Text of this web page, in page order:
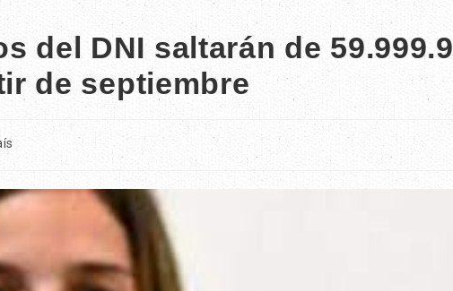
del DNI saltarán de
de septiembre